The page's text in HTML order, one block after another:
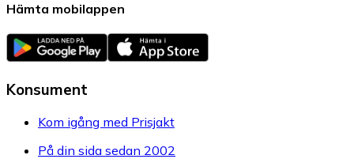
Hämta mobilappen
Konsument
Kom igång med Prisjakt
På din sida sedan 2002